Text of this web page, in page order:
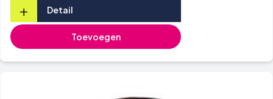
+ Detail
Toevoegen